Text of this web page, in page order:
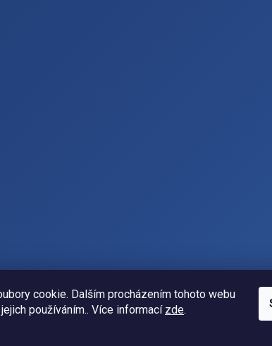
cookie. Dalším procházením tohoto webu
používáním.. Více informací zde.